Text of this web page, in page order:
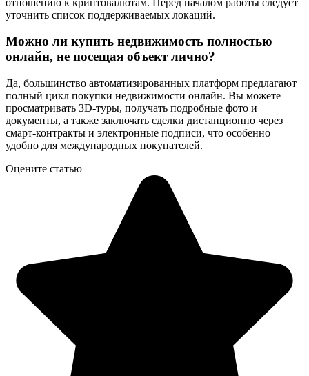
уточнить список поддерживаемых локаций.
Можно ли купить недвижимость полностью
онлайн, не посещая объект лично?
Да, большинство автоматизированных платформ предлагают
полный цикл покупки недвижимости онлайн. Вы можете
просматривать 3D-туры, получать подробные фото и
документы, а также заключать сделки дистанционно через
смарт-контракты и электронные подписи, что особенно
удобно для международных покупателей.
Оцените статью